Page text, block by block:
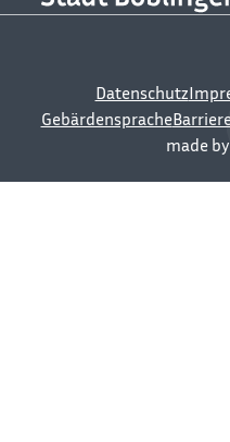
Datenschutz
Gebärdensprache
made by